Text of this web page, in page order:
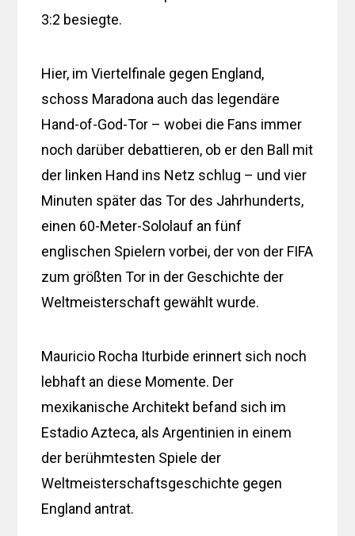
3:2 besiegte.
Hier, im Viertelfinale gegen England,
schoss Maradona auch das legendäre
Hand-of-God-Tor – wobei die Fans immer
noch darüber debattieren, ob er den Ball mit
der linken Hand ins Netz schlug – und vier
Minuten später das Tor des Jahrhunderts,
einen 60-Meter-Sololauf an fünf
englischen Spielern vorbei, der von der FIFA
zum größten Tor in der Geschichte der
Weltmeisterschaft gewählt wurde.
Mauricio Rocha Iturbide erinnert sich noch
lebhaft an diese Momente. Der
mexikanische Architekt befand sich im
Estadio Azteca, als Argentinien in einem
der berühmtesten Spiele der
Weltmeisterschaftsgeschichte gegen
England antrat.